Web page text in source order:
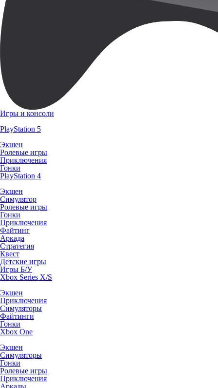
Игры и консоли
PlayStation 5
Экшен
Ролевые игры
Приключения
Гонки
PlayStation 4
Экшен
Симулятор
Ролевые игры
Гонки
Приключения
Файтинг
Аркада
Стратегия
Квест
Детские игры
Игры Б/У
Xbox Series X/S
Экшен
Приключения
Симуляторы
Файтинги
Гонки
Xbox One
Экшен
Симуляторы
Гонки
Ролевые игры
Приключения
Аркады